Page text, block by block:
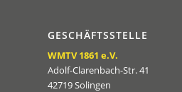
GESCHÄFTSSTELLE
WMTV 1861 e.V.
Adolf-Clarenbach-Str. 41
42719 Solingen